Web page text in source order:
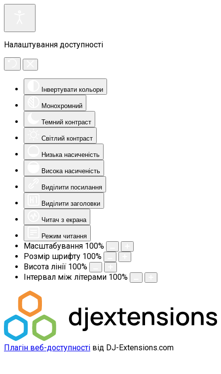
Налаштування доступності
Інвертувати кольори
Монохромний
Темний контраст
Світлий контраст
Низька насиченість
Висока насиченість
Виділити посилання
Виділити заголовки
Читач з екрана
Режим читання
Масштабування 100%
Розмір шрифту 100%
Висота лінії 100%
Інтервал між літерами 100%
Плагін веб-доступності від DJ-Extensions.com